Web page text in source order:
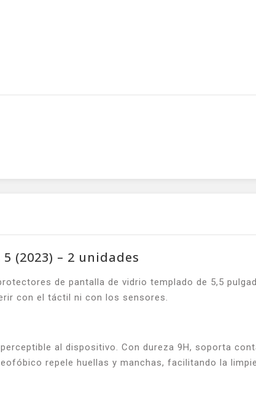
(2023) – 2 unidades
de pantalla de vidrio templado de 5,5
con el táctil ni con los sensores.
al dispositivo. Con dureza 9H, soporta
repele huellas y manchas, facilitando la